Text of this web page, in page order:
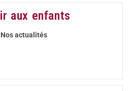
aux enfants
Nos actualités